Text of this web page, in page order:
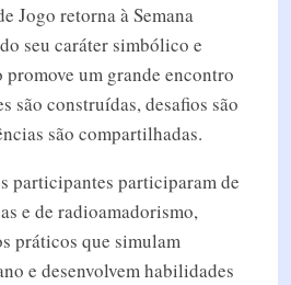
Jogo retorna à Semana
seu caráter simbólico e
um grande encontro
são construídas, desafios são
são compartilhadas.
participantes participaram de
e de radioamadorismo,
práticos que simulam
e desenvolvem habilidades